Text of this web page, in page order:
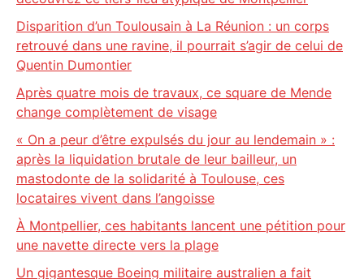
Disparition d’un Toulousain à La Réunion : un corps
retrouvé dans une ravine, il pourrait s’agir de celui de
Quentin Dumontier
Après quatre mois de travaux, ce square de Mende
change complètement de visage
« On a peur d’être expulsés du jour au lendemain » :
après la liquidation brutale de leur bailleur, un
mastodonte de la solidarité à Toulouse, ces
locataires vivent dans l’angoisse
À Montpellier, ces habitants lancent une pétition pour
une navette directe vers la plage
Un gigantesque Boeing militaire australien a fait